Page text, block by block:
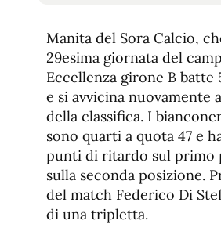
de
Manita del Sora Calcio,
29esima giornata del
Eccellenza girone B batte
e si avvicina nuovamente
della classifica. I
sono quarti a quota 47 e
punti di ritardo sul primo
sulla seconda posizione.
del match Federico Di
di una tripletta.